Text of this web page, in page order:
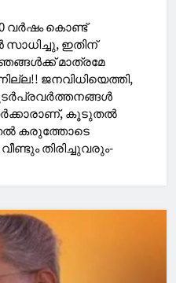
വര്‍ഷം കൊണ്ട്
ഇതിന്
മാത്രമേ
ജനവിധിയെത്തി,
കൂടുതല്‍
കരുത്തോടെ
തിരിച്ചുവരും-